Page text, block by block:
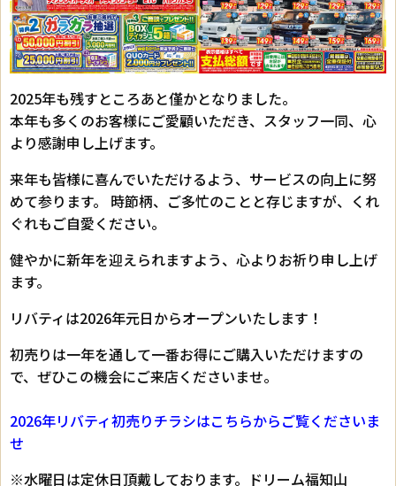
2025年も残すところあと僅かとなりました。
本年も多くのお客様にご愛顧いただき、スタッフ一同、心
より感謝申し上げます。
来年も皆様に喜んでいただけるよう、サービスの向上に努
めて参ります。 時節柄、ご多忙のことと存じますが、くれ
ぐれもご自愛ください。
健やかに新年を迎えられますよう、心よりお祈り申し上げ
ます。
リバティは2026年元日からオープンいたします！
初売りは一年を通して一番お得にご購入いただけますの
で、ぜひこの機会にご来店くださいませ。
2026年リバティ初売りチラシはこちらからご覧くださいま
せ
※水曜日は定休日頂戴しております。ドリーム福知山